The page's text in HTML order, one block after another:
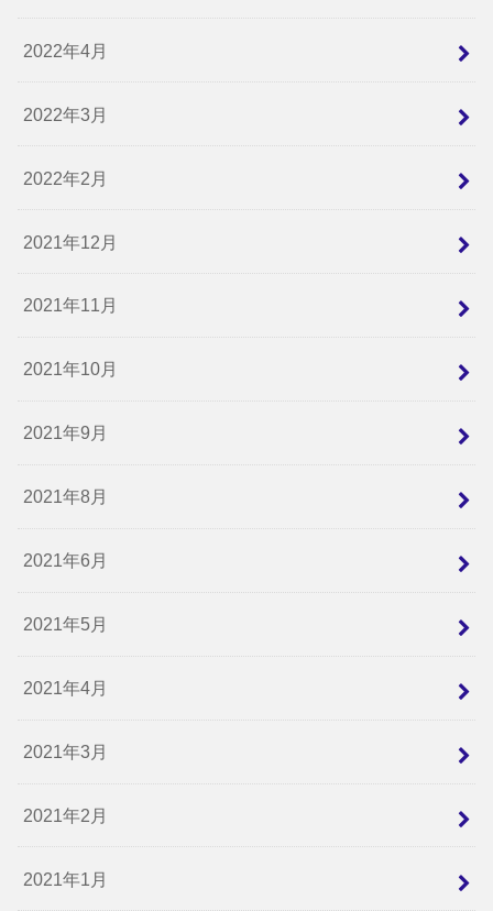
2022年4月
2022年3月
2022年2月
2021年12月
2021年11月
2021年10月
2021年9月
2021年8月
2021年6月
2021年5月
2021年4月
2021年3月
2021年2月
2021年1月